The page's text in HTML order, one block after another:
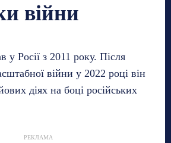
війни
Росії з 2011 року. Після
війни у 2022 році він
діях на боці російських
РЕКЛАМА